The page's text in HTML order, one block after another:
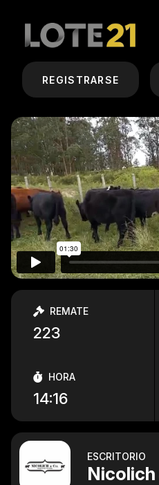
REGISTRARSE
REMATE
223
HORA
14:16
ESCRITORIO
Nicolich